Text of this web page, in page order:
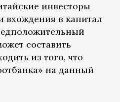
инвесторы
вхождения в капитал
составить
из того, что
на данный